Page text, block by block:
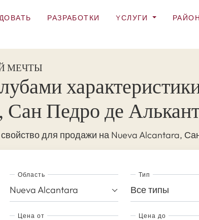
РАЗРАБОТКИ YСЛУГИ
МЕЧТЫ
Сан Педро де
для продажи на Nueva Alcantara,
Область
Nueva Alcantara
Тип
Все типы
Цена от Цена до